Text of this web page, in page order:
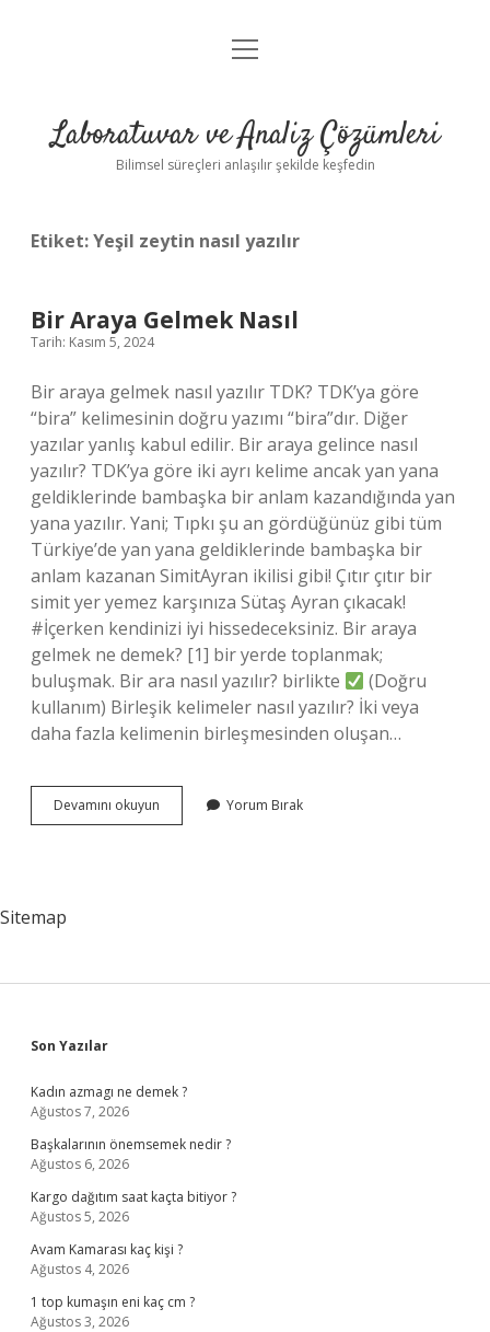
Anasayfa
Yasal Uyarı
menüyü
Laboratuvar ve Analiz Çözümleri
Bilimsel süreçleri anlaşılır şekilde keşfedin
Etiket:Yeşil zeytin nasıl yazılır
Bir Araya Gelmek Nasıl
Tarih: Kasım 5, 2024
Bir araya gelmek nasıl yazılır TDK? TDK’ya göre
“bira” kelimesinin doğru yazımı “bira”dır. Diğer
yazılar yanlış kabul edilir. Bir araya gelince nasıl
yazılır? TDK’ya göre iki ayrı kelime ancak yan yana
geldiklerinde bambaşka bir anlam kazandığında yan
yana yazılır. Yani; Tıpkı şu an gördüğünüz gibi tüm
Türkiye’de yan yana geldiklerinde bambaşka bir
anlam kazanan SimitAyran ikilisi gibi! Çıtır çıtır bir
simit yer yemez karşınıza Sütaş Ayran çıkacak!
#İçerken kendinizi iyi hissedeceksiniz. Bir araya
gelmek ne demek? [1] bir yerde toplanmak;
buluşmak. Bir ara nasıl yazılır? birlikte
(Doğru
kullanım) Birleşik kelimeler nasıl yazılır? İki veya
daha fazla kelimenin birleşmesinden oluşan…
Devamını okuyun
Araya
Yorum Bırak
Sitemap
Sidebar
Son Yazılar
Kadın azmagı ne demek ?
Ağustos 7, 2026
Başkalarının önemsemek nedir ?
Ağustos 6, 2026
Kargo dağıtım saat kaçta bitiyor ?
Ağustos 5, 2026
Avam Kamarası kaç kişi ?
Ağustos 4, 2026
1 top kumaşın eni kaç cm ?
Ağustos 3, 2026